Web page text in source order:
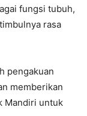
fungsi tubuh,
rasa
pengakuan
memberikan
Mandiri untuk